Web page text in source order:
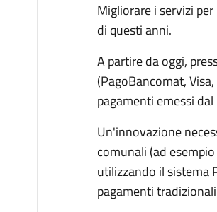
Migliorare i servizi
di questi anni.
A partire da oggi,
(PagoBancomat,
pagamenti emessi
Un'innovazione
comunali (ad
utilizzando il sistema
pagamenti